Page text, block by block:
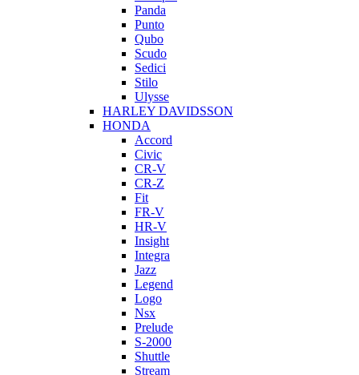
Panda
Punto
Qubo
Scudo
Sedici
Stilo
Ulysse
HARLEY DAVIDSSON
HONDA
Accord
Civic
CR-V
CR-Z
Fit
FR-V
HR-V
Insight
Integra
Jazz
Legend
Logo
Nsx
Prelude
S-2000
Shuttle
Stream